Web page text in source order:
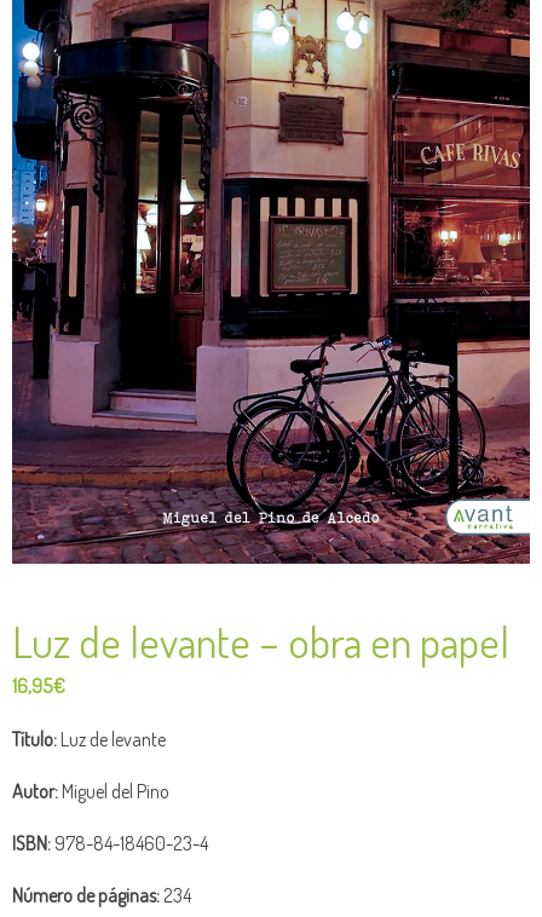
Luz de levante – obra en papel
16,95€
Título:Luz de levante
Autor:Miguel del Pino
ISBN:978-84-18460-23-4
Número de páginas:234